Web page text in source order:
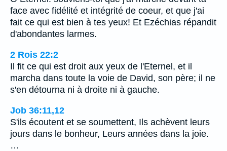
face avec fidélité et intégrité de coeur, et que j'ai
fait ce qui est bien à tes yeux! Et Ezéchias répandit
d'abondantes larmes.
2 Rois 22:2
Il fit ce qui est droit aux yeux de l'Eternel, et il
marcha dans toute la voie de David, son père; il ne
s'en détourna ni à droite ni à gauche.
Job 36:11,12
S'ils écoutent et se soumettent, Ils achèvent leurs
jours dans le bonheur, Leurs années dans la joie.
…